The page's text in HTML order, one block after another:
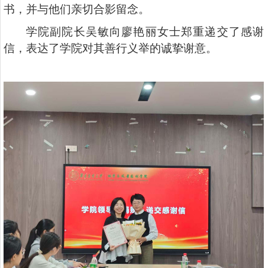
书，并与他们亲切合影留念。
学院副院长吴敏向廖艳丽女士郑重递交了感谢
信，表达了学院对其善行义举的诚挚谢意。